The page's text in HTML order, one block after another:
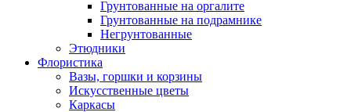
Грунтованные на оргалите
Грунтованные на подрамнике
Негрунтованные
Этюдники
Флористика
Вазы, горшки и корзины
Искусственные цветы
Каркасы